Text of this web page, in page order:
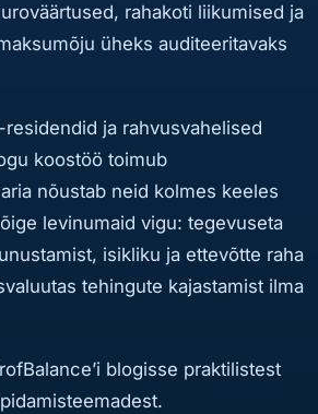
rahakoti liikumised ja
üheks auditeeritavaks
ja rahvusvahelised
koostöö toimub
nõustab neid kolmes keeles
levinumaid vigu: tegevuseta
isikliku ja ettevõtte raha
tehingute kajastamist ilma
blogisse praktilistest